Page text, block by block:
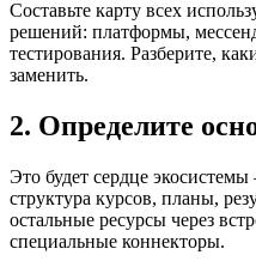
Составьте карту всех
решений: платформы,
тестирования. Разберите,
заменить.
2. Определите
Это будет сердце
структура курсов, планы,
остальные ресурсы через
специальные коннекторы.